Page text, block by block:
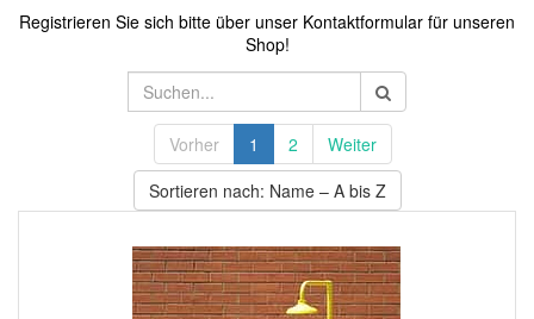
Registrieren Sie sich bitte über unser Kontaktformular für unseren
Shop!
Vorher 1 2
Weiter
Sortieren nach: Name – A bis Z